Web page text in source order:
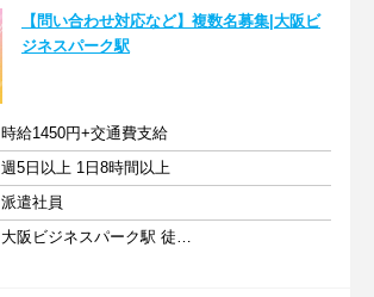
【問い合わせ対応など】複数名募集|大阪ビ
ジネスパーク駅
時給1450円+交通費支給
週5日以上 1日8時間以上
派遣社員
大阪ビジネスパーク駅 徒歩2分